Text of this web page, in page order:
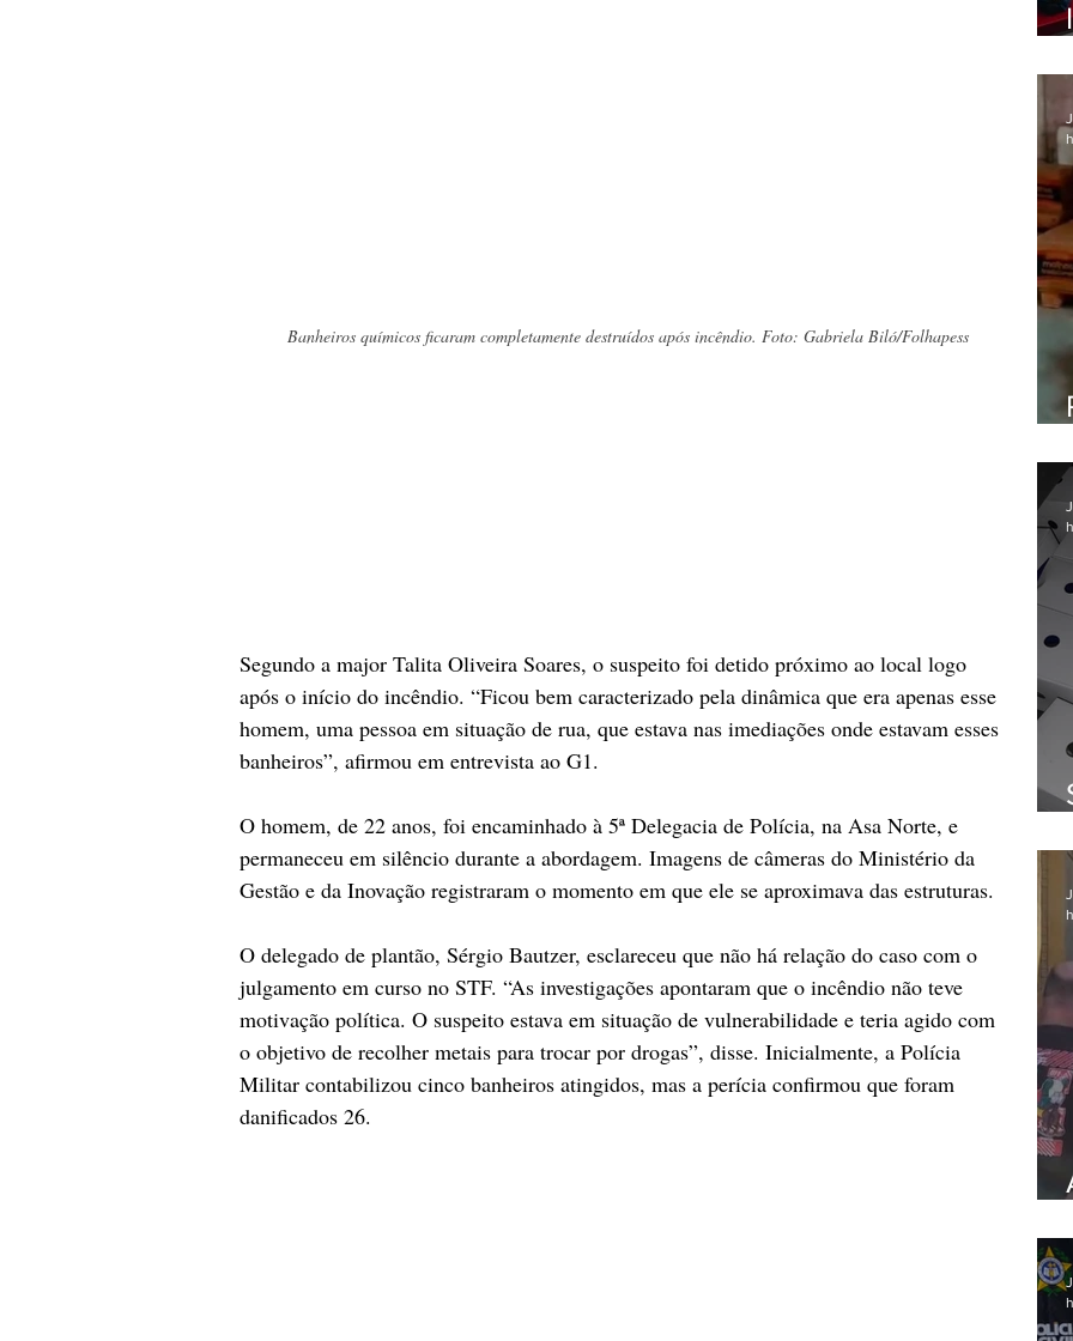
Banheiros químicos ficaram completamente destruídos após incêndio. Foto: Gabriela Biló/Folhapess
Segundo a major Talita Oliveira Soares, o suspeito foi detido próximo ao local logo
após o início do incêndio. “Ficou bem caracterizado pela dinâmica que era apenas esse
homem, uma pessoa em situação de rua, que estava nas imediações onde estavam esses
banheiros”, afirmou em entrevista ao G1.
O homem, de 22 anos, foi encaminhado à 5ª Delegacia de Polícia, na Asa Norte, e
permaneceu em silêncio durante a abordagem. Imagens de câmeras do Ministério da
Gestão e da Inovação registraram o momento em que ele se aproximava das estruturas.
O delegado de plantão, Sérgio Bautzer, esclareceu que não há relação do caso com o
julgamento em curso no STF. “As investigações apontaram que o incêndio não teve
motivação política. O suspeito estava em situação de vulnerabilidade e teria agido com
o objetivo de recolher metais para trocar por drogas”, disse. Inicialmente, a Polícia
Militar contabilizou cinco banheiros atingidos, mas a perícia confirmou que foram
danificados 26.